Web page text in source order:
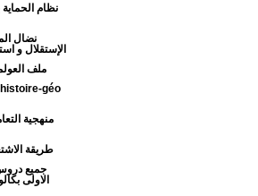
نظام
نضال
الإستقلال و
ملف
géo
منهجية
طريقة
جميع
الاولى